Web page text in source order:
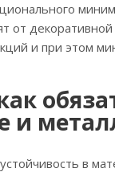
от
и при этом
и
в